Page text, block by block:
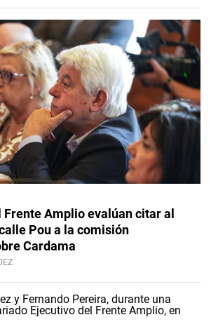
Amplio evalúan citar al
Pou a la comisión
Cardama